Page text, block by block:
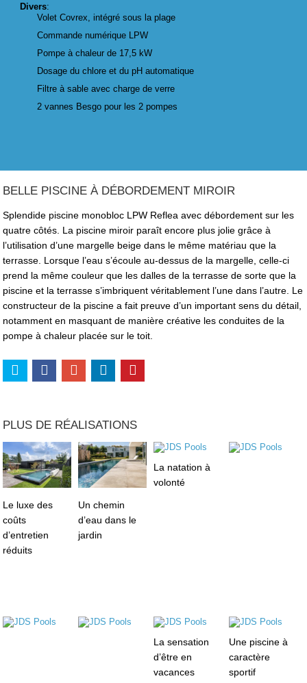
Divers:
Volet Covrex, intégré sous la plage
Commande numérique LPW
Pompe à chaleur de 17,5 kW
Dosage du chlore et du pH automatique
Filtre à sable avec charge de verre
2 vannes Besgo pour les 2 pompes
BELLE PISCINE À DÉBORDEMENT MIROIR
Splendide piscine monobloc LPW Reflea avec débordement sur les
quatre côtés. La piscine miroir paraît encore plus jolie grâce à
l’utilisation d’une margelle beige dans le même matériau que la
terrasse. Lorsque l’eau s’écoule au-dessus de la margelle, celle-ci
prend la même couleur que les dalles de la terrasse de sorte que la
piscine et la terrasse s’imbriquent véritablement l’une dans l’autre. Le
constructeur de la piscine a fait preuve d’un important sens du détail,
notamment en masquant de manière créative les conduites de la
pompe à chaleur placée sur le toit.
PLUS DE RÉALISATIONS
Le luxe des
coûts
d’entretien
réduits
Un chemin
d’eau dans le
jardin
La natation à
volonté
La sensation
d’être en
vacances
Une piscine à
caractère
sportif